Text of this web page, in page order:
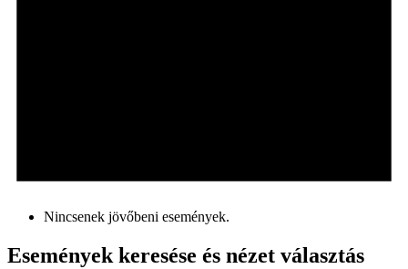
Nincsenek jövőbeni események.
Események keresése és nézet választás